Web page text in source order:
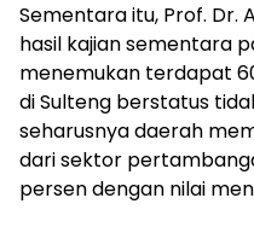
Sementara itu, Prof. Dr.
hasil kajian sementara
menemukan terdapat
di Sulteng berstatus
seharusnya daerah
dari sektor
persen dengan nilai